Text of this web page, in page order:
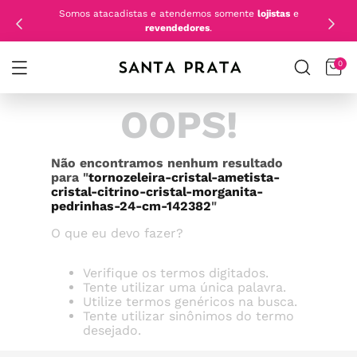
Somos atacadistas e atendemos somente lojistase
revendedores.
0
OOPS!
Não encontramos nenhum resultado
para "tornozeleira-cristal-ametista-
cristal-citrino-cristal-morganita-
pedrinhas-24-cm-142382"
O que eu devo fazer?
Verifique os termos digitados.
Tente utilizar uma única palavra.
Utilize termos genéricos na busca.
Tente utilizar sinônimos do termo
desejado.